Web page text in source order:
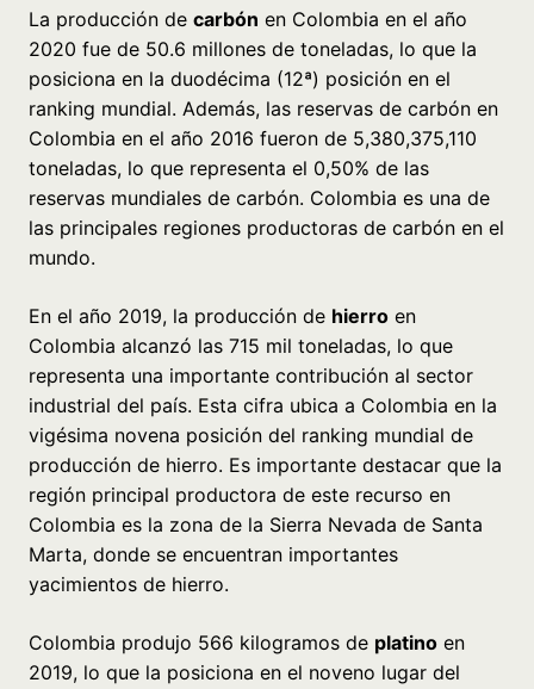
La producción de carbón en Colombia en el año
2020 fue de 50.6 millones de toneladas, lo que la
posiciona en la duodécima (12ª) posición en el
ranking mundial. Además, las reservas de carbón en
Colombia en el año 2016 fueron de 5,380,375,110
toneladas, lo que representa el 0,50% de las
reservas mundiales de carbón. Colombia es una de
las principales regiones productoras de carbón en el
mundo.
En el año 2019, la producción de hierro en
Colombia alcanzó las 715 mil toneladas, lo que
representa una importante contribución al sector
industrial del país. Esta cifra ubica a Colombia en la
vigésima novena posición del ranking mundial de
producción de hierro. Es importante destacar que la
región principal productora de este recurso en
Colombia es la zona de la Sierra Nevada de Santa
Marta, donde se encuentran importantes
yacimientos de hierro.
Colombia produjo 566 kilogramos de platino en
2019, lo que la posiciona en el noveno lugar del